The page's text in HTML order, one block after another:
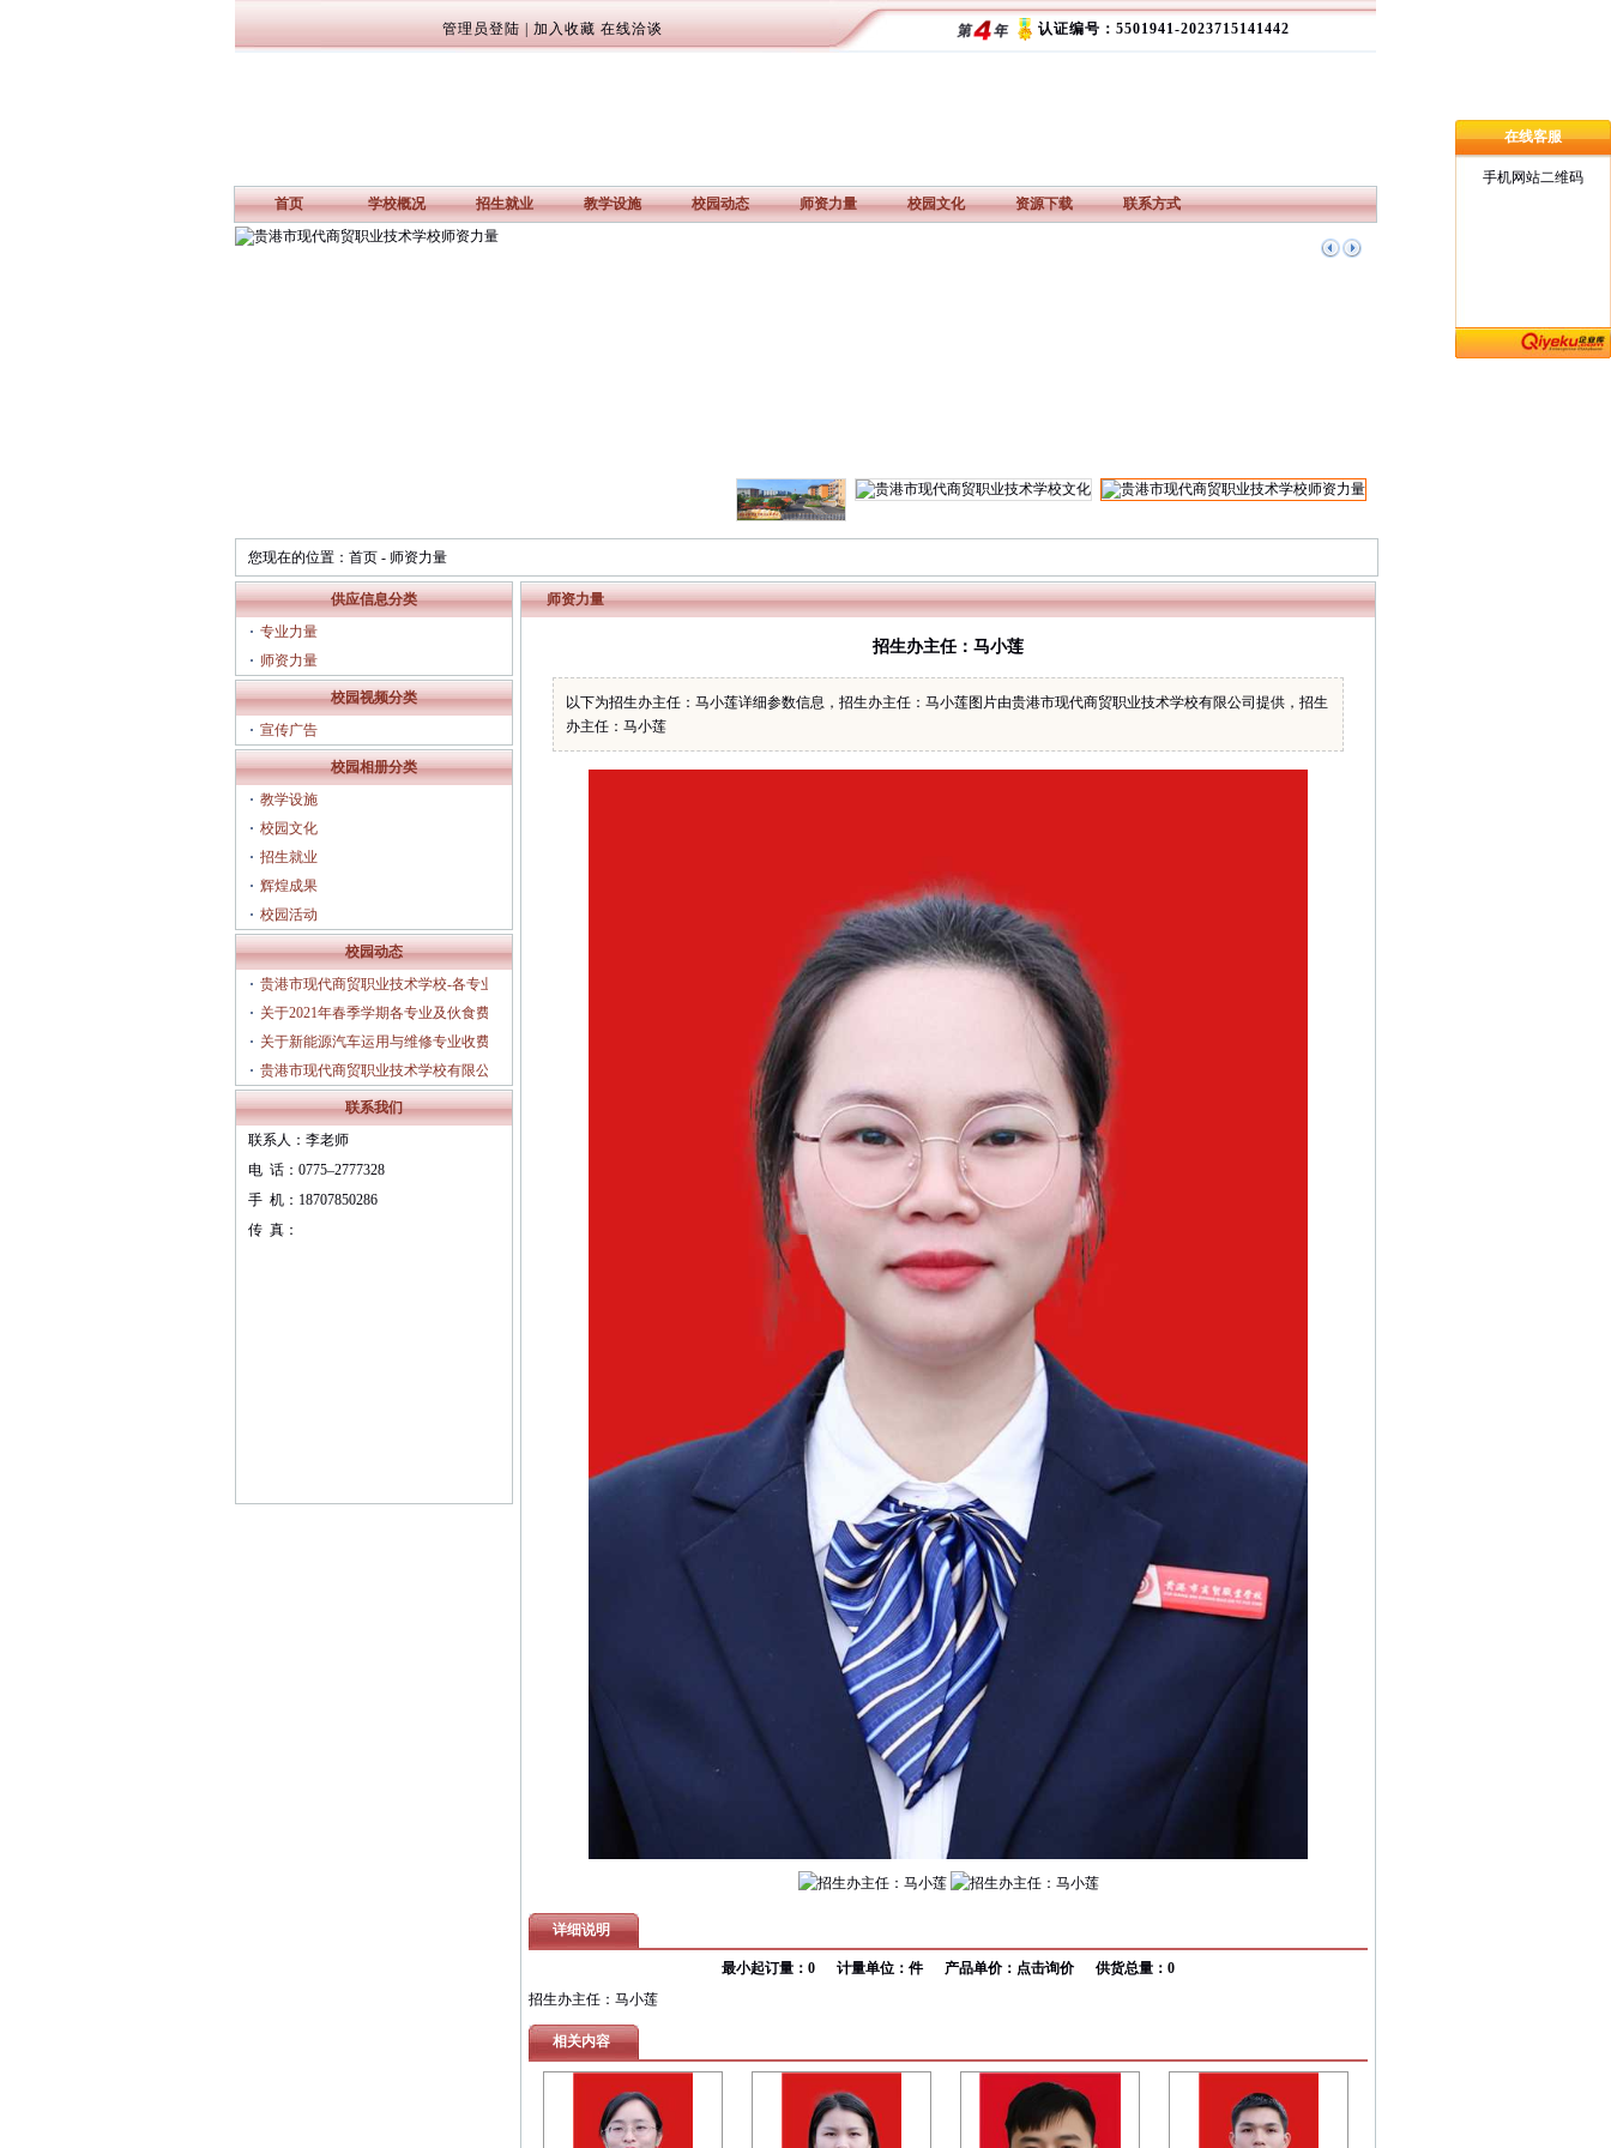
管理员登陆 加入收藏 在线洽谈 认证编号：5501941-2023715141442
首页 学校概况 招生就业 教学设施 校园动态 师资力量 校园文化 资源下载 联系方式
您现在的位置： 首页 - 师资力量
供应信息分类
专业力量
师资力量
校园视频分类
宣传广告
校园相册分类
教学设施
校园文化
招生就业
辉煌成果
校园活动
校园动态
贵港市现代商贸职业技术学校-各专业人
才培养方案（2025年3月修订）
关于2021年春季学期各专业及伙食费收
费的公示
关于新能源汽车运用与维修专业收费的
公示贵港市现代商贸职业技术学校有限公司
职业教育质量报告（ 2024年度）
联系我们
联系人：李老师
电 话：0775–2777328
手 机：18707850286
传 真：
师资力量
招生办主任：马小莲
以下为招生办主任：马小莲详细参数信息，招生办主任：马小莲图片由贵港市现代商贸职业技术学校有限公司提供，招生
办主任：马小莲
详细说明
最小起订量：0 计量单位：件 产品单价： 点击询价供货总量：0
招生办主任：马小莲
相关内容
在线客服
手机网站二维码